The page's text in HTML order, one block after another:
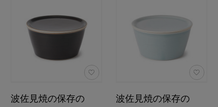
波佐見焼の保存の
波佐見焼の保存の